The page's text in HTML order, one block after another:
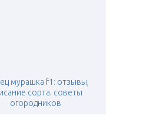
мурашка f1: отзывы,
сорта. советы
огородников